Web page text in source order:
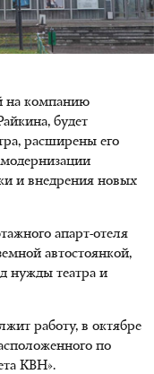
на компанию
будет
расширены его
и внедрения новых
апарт-отеля
автостоянкой,
нужды театра и
работу, в октябре
по
КВН».